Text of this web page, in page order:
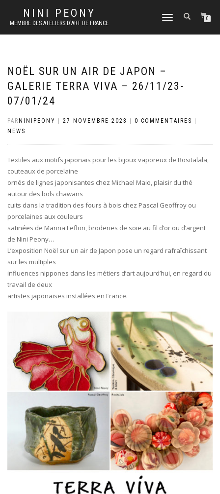
NINI PEONY
MEMBRE DES ATELIERS D'ART DE FRANCE
DÉPLIER
NAVIGATION
0
NOËL SUR UN AIR DE JAPON –
GALERIE TERRA VIVA – 26/11/23-
07/01/24
PAR NINIPEONY 27 NOVEMBRE 2023 0 COMMENTAIRES
NEWS
Textiles aux motifs japonais pour les bijoux vaporeux de Rositalala,
couteaux de porcelaine
ornés de lignes japonisantes chez Michael Maio, plaisir du thé
autour des bols chawans
cuits dans la tradition des fours à bois chez Pascal Geoffroy ou
porcelaines aux couleurs
satinées de Marina Leflon, broderies de soie au fil d’or ou d’argent
de Nini Peony…
L’exposition Noël sur un air de Japon pose un regard rafraîchissant
sur les multiples
influences nippones dans les métiers d’art aujourd’hui, en regard du
travail de deux
artistes japonaises installées en France.